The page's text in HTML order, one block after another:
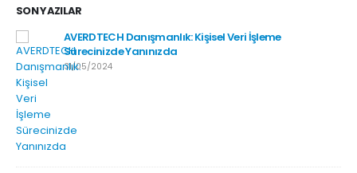
SON YAZILAR
AVERDTECH Danışmanlık: Kişisel Veri İşleme
Sürecinizde Yanınızda
31/05/2024